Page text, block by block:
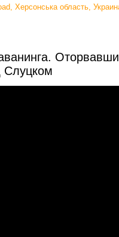
Херсонська область,
Слуцком